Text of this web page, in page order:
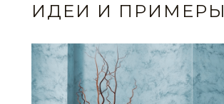
ИДЕИ И ПРИМЕРЫ